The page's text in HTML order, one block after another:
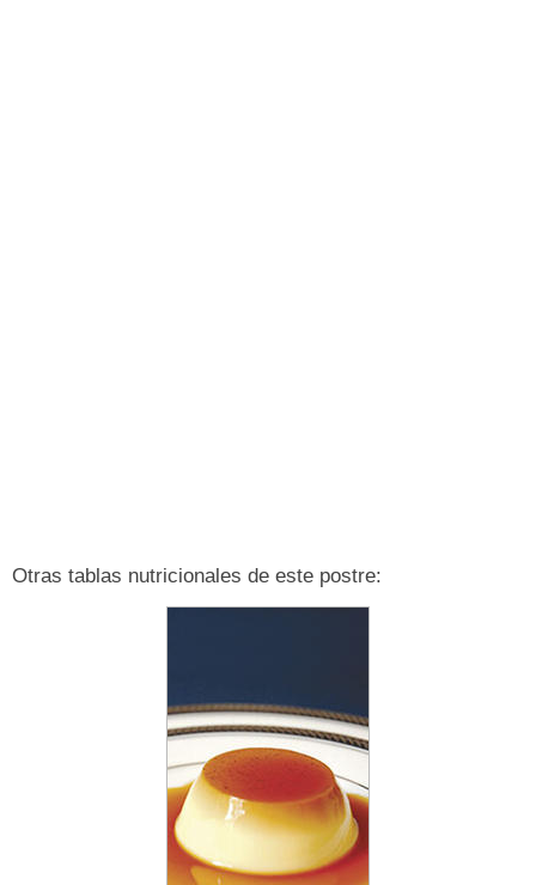
Otras tablas nutricionales de este postre: